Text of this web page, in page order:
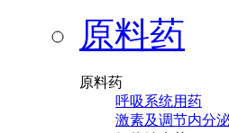
原料药
原料药
呼吸系统用药
激素及调节内分